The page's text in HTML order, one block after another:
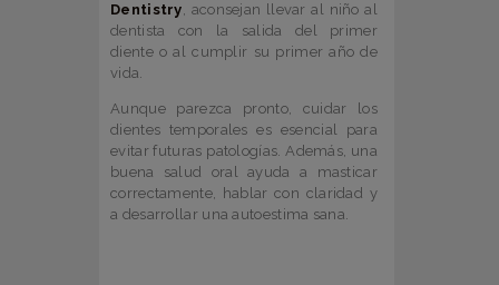
Dentistry, aconsejan llevar al niño al
dentista con la salida del primer
diente o al cumplir su primer año de
vida.
Aunque parezca pronto, cuidar los
dientes temporales es esencial para
evitar futuras patologías. Además, una
buena salud oral ayuda a masticar
correctamente, hablar con claridad y
a desarrollar una autoestima sana.